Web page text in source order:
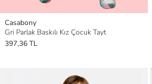
Casabony
Gri Parlak Baskılı Kız Çocuk Tayt
397,36 TL